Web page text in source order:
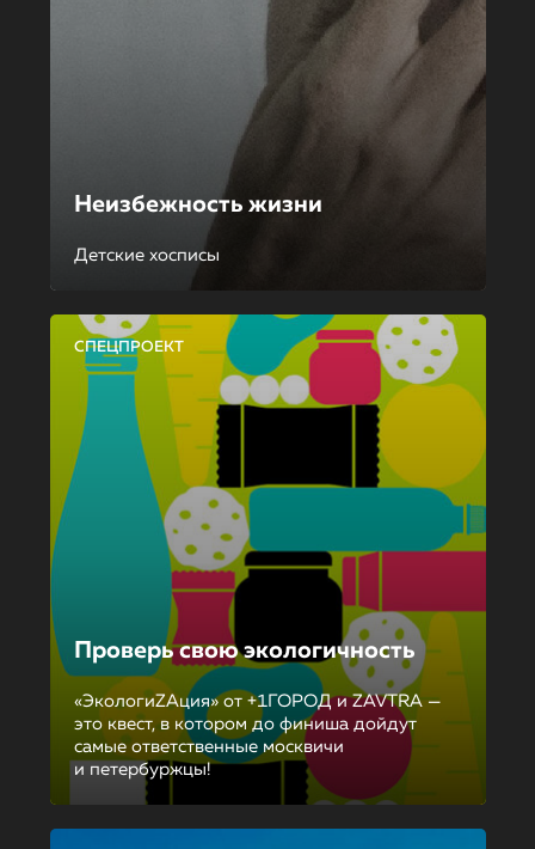
Неизбежность жизни
Детские хосписы
СПЕЦПРОЕКТ
Проверь свою экологичность
«ЭкологиZAция» от +1ГОРОД и ZAVTRA —
это квест, в котором до финиша дойдут
самые ответственные москвичи
и петербуржцы!